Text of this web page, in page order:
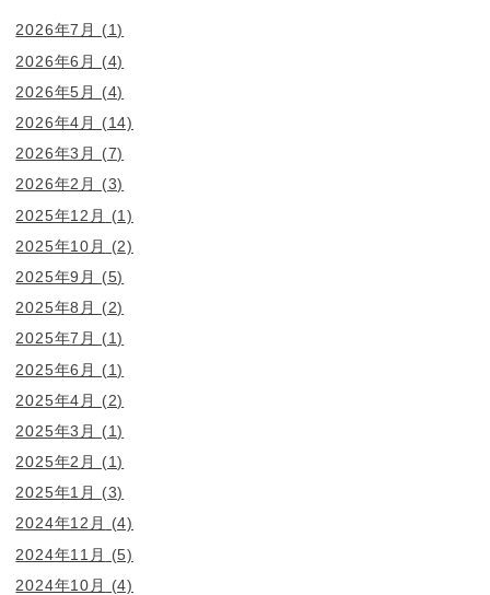
2026年7月
(1)
2026年6月
(4)
2026年5月
(4)
2026年4月
(14)
2026年3月
(7)
2026年2月
(3)
2025年12月
(1)
2025年10月
(2)
2025年9月
(5)
2025年8月
(2)
2025年7月
(1)
2025年6月
(1)
2025年4月
(2)
2025年3月
(1)
2025年2月
(1)
2025年1月
(3)
2024年12月
(4)
2024年11月
(5)
2024年10月
(4)